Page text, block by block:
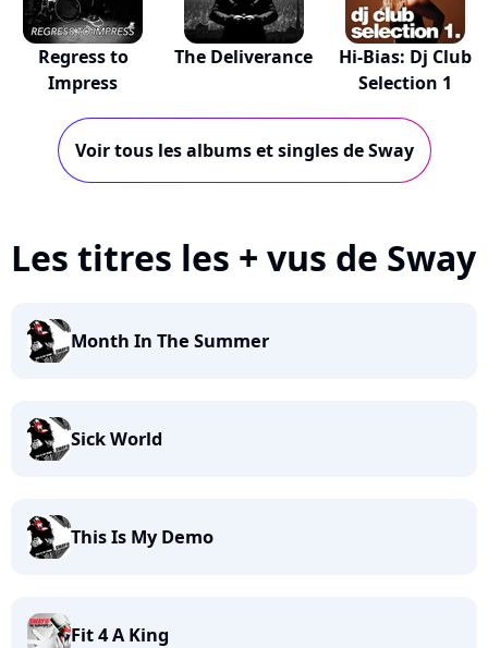
Regress to
Impress
The Deliverance
Hi-Bias: Dj Club
Selection 1
Voir tous les albums et singles de Sway
Les titres les + vus de Sway
Month In The Summer
Sick World
This Is My Demo
Fit 4 A King